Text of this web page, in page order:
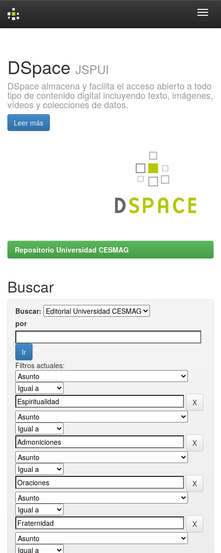
DSpace JSPUI
DSpace almacena y facilita el acceso abierto a todo
tipo de contenido digital incluyendo texto, imágenes,
vídeos y colecciones de datos.
Leer más
Repositorio Universidad CESMAG
Buscar
Buscar:
por
Filtros actuales: